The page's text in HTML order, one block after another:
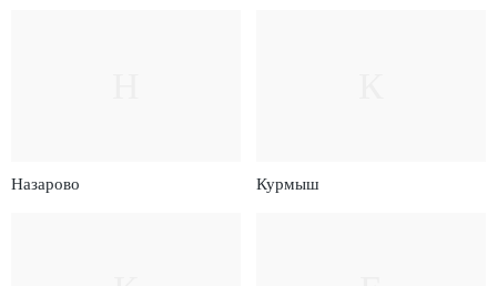
Назарово Курмыш